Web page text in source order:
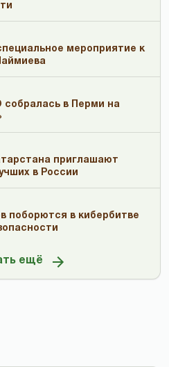
мероприятие к
в Перми на
приглашают
в России
поборются в кибербитве
ещё